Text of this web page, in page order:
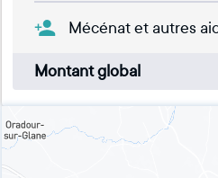
Mécénat et autres
Montant global